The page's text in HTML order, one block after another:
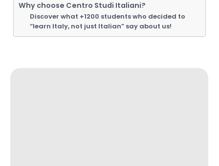
Why choose Centro Studi Italiani?
Discover what +1200 students who decided to
“learn Italy, not just Italian” say about us!